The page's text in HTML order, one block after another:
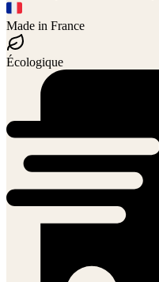
Made in France
Écologique